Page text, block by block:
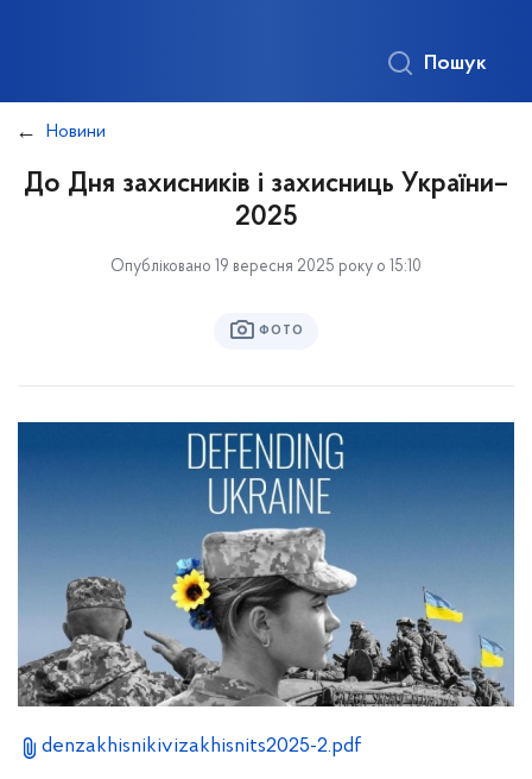
Пошук
Новини
До Дня захисників і захисниць України–
2025
Опубліковано 19 вересня 2025 року о 15:10
ФОТО
denzakhisnikivizakhisnits2025-2.pdf